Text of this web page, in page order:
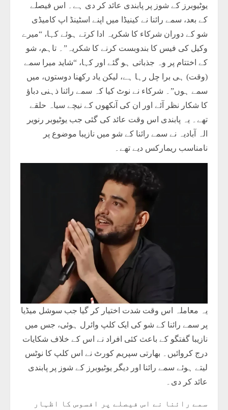
یوٹیوبرز کے شوز پر پابندی عائد کر دی ہے۔ اس فیصلے
کے بعد، سمے رائنا نے کینیڈا میں اپنے اسٹینڈ اپ کامیڈی
شو کے دوران شرکاء کا شکریہ ادا کرتے ہوئے کہا، “میرے
وکیل کی فیس کا بندوبست کرنے کا شکریہ”۔ تاہم، شو
کے اختتام پر وہ جذباتی ہو گئے اور کہا، “شاید میرا سمے
(وقت) ہی برا چل رہا ہے، لیکن یاد رکھنا دوستوں، میں
سمے ہوں”۔ شرکاء نے نوٹ کیا کہ سمے رائنا ذہنی دباؤ
کا شکار نظر آئے اور ان کی آنکھوں کے نیچے سیاہ حلقے
تھے۔ یہ پابندی اس وقت عائد کی گئی جب یوٹیوبر رنویر
الہ آبادیہ نے سمے رائنا کے شو میں نازیبا موضوع پر
نامناسب ریمارکس دیے تھے۔
یہ معاملہ اس وقت شدت اختیار کر گیا جب سوشل میڈیا
پر سمے رائنا کے شو کی ایک کلپ وائرل ہوئی، جس میں
نازیبا گفتگو کے باعث کئی افراد نے اس کے خلاف شکایات
درج کروائیں۔ بھارتی سپریم کورٹ نے اس کلپ کا نوٹس
لیتے ہوئے سمے رائنا اور دیگر یوٹیوبرز کے شوز پر پابندی
عائد کر دی۔
سمے رائنا نے اس فیصلے پر افسوس کا اظہار